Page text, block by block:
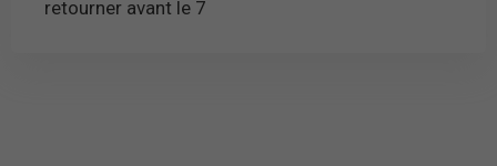
retourner avant le 7